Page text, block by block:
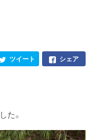
シェア
ツイート
た。